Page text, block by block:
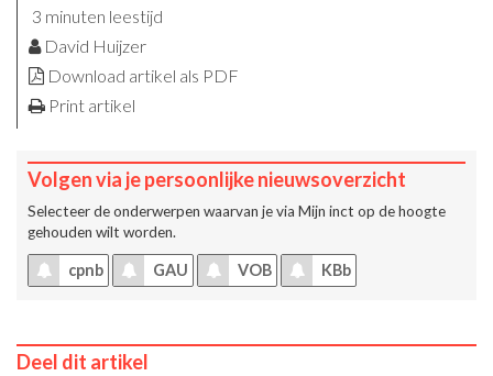
3 minuten leestijd
David Huijzer
Download artikel als PDF
Print artikel
Volgen via je persoonlijke nieuwsoverzicht
Selecteer de onderwerpen waarvan je via Mijn inct op de hoogte
gehouden wilt worden.
cpnb GAU VOB KBb
Deel dit artikel